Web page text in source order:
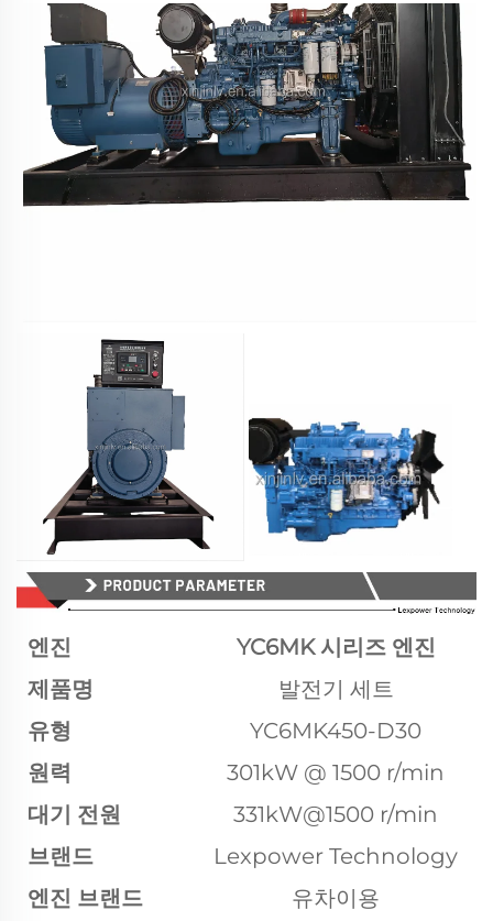
엔진
YC6MK 시리즈 엔진
제품명
발전기 세트
유형
YC6MK450-D30
원력
301kW @ 1500 r/min
대기 전원
331kW@1500 r/min
브랜드
Lexpower Technology
엔진 브랜드
유차이용